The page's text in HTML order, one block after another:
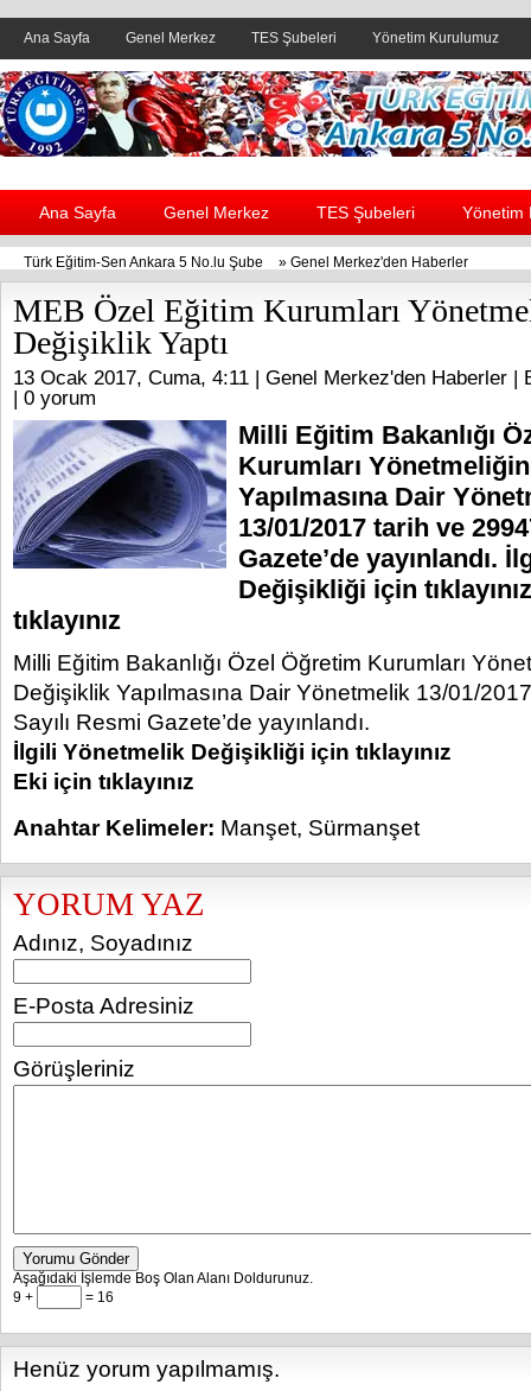
Ana Sayfa Genel Merkez TES Şubeleri Yönetim Kurulumuz
Header yanı reklam alanı
Ana Sayfa Genel Merkez TES Şubeleri Yönetim
Türk Eğitim-Sen Ankara 5 No.lu Şube » Genel Merkez'den Haberler
MEB Özel Eğitim Kurumları
Değişiklik Yaptı
13 Ocak 2017, Cuma, 4:11 | Genel Merkez'den Haberler |
| 0 yorum
Milli Eğitim Bakanlığı
Kurumları
Yapılmasına Dair
13/01/2017 tarih ve
Gazete’de yayınlandı.
Değişikliği için
tıklayınız
Milli Eğitim Bakanlığı Özel Öğretim Kurumları
Değişiklik Yapılmasına Dair Yönetmelik 13/01/
Sayılı Resmi Gazete’de yayınlandı.
İlgili Yönetmelik Değişikliği için tıklayınız
Eki için tıklayınız
Anahtar Kelimeler: Manşet, Sürmanşet
YORUM YAZ
Adınız, Soyadınız
E-Posta Adresiniz
Görüşleriniz
Yorumu Gönder
Aşağıdaki İşlemde Boş Olan Alanı Doldurunuz.
9 +
= 16
Henüz yorum yapılmamış.